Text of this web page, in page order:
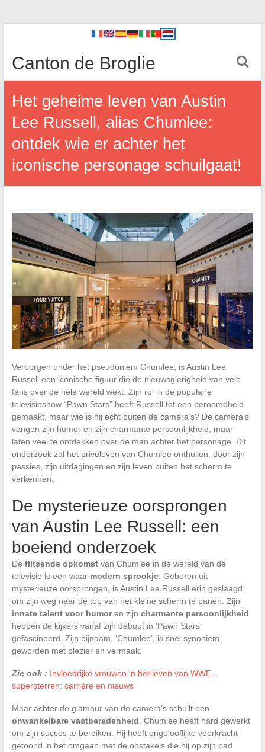
Canton de Broglie
Het geheime leven van Austin
Lee Russell, alias Chumlee:
ontdek wie er achter het
iconische personage schuilgaat!
Verborgen onder het pseudoniem Chumlee, is Austin Lee
Russell een iconische figuur die de nieuwsgierigheid van vele
fans over de hele wereld wekt. Zijn rol in de populaire
televisieshow “Pawn Stars” heeft Russell tot een beroemdheid
gemaakt, maar wie is hij echt buiten de camera’s? De camera’s
vangen zijn humor en zijn charmante persoonlijkheid, maar
laten veel te ontdekken over de man achter het personage. Dit
onderzoek zal het privéleven van Chumlee onthullen, door zijn
passies, zijn uitdagingen en zijn leven buiten het scherm te
verkennen.
De mysterieuze oorsprongen
van Austin Lee Russell: een
boeiend onderzoek
De flitsende opkomstvan Chumlee in de wereld van de
televisie is een waar modern sprookje. Geboren uit
mysterieuze oorsprongen, is Austin Lee Russell erin geslaagd
om zijn weg naar de top van het kleine scherm te banen. Zijn
innate talent voor humoren zijn charmante persoonlijkheid
hebben de kijkers vanaf zijn debuut in ‘Pawn Stars’
gefascineerd. Zijn bijnaam, ‘Chumlee’, is snel synoniem
geworden met plezier en vermaak.
Zie ook : Invloedrijke vrouwen in het leven van WWE-
supersterren: carrière en nieuws
Maar achter de glamour van de camera’s schuilt een
onwankelbare vastberadenheid . Chumlee heeft hard gewerkt
om zijn succes te bereiken. Hij heeft ongelooflijke veerkracht
getoond in het omgaan met de obstakels die hij op zijn pad